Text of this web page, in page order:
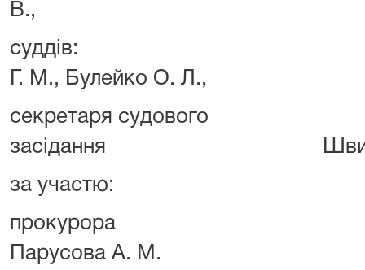
В.,
суддів:
Г. М., Булейко О. Л.,
секретаря судового
засідання
за участю:
Парусова А. М.